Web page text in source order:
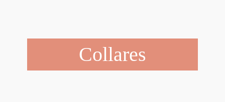
Collares